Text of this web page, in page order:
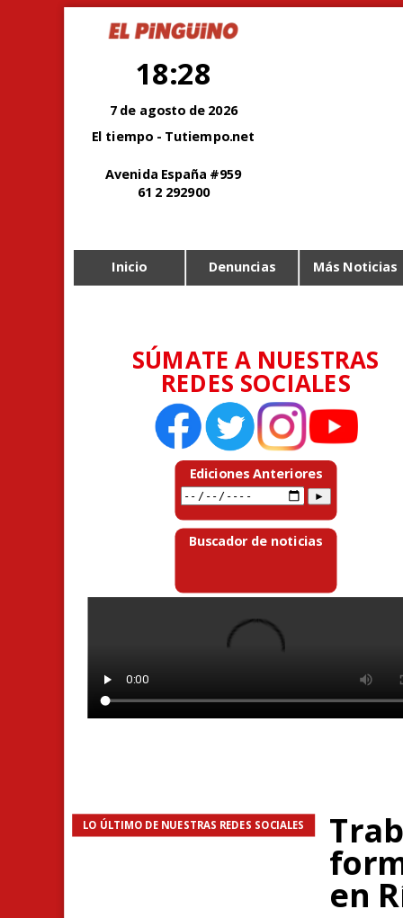
18:28
7 de agosto de 2026
El tiempo - Tutiempo.net
Avenida España #959
61 2 292900
Inicio Denuncias Más Noticias
SÚMATE A NUESTRAS
REDES SOCIALES
Ediciones Anteriores
Buscador de noticias
LO ÚLTIMO DE NUESTRAS REDES SOCIALES
en